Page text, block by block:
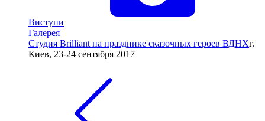
Виступи
Галерея
Студия Brilliant на празднике сказочных героев ВДНХг.
Киев, 23-24 сентября 2017